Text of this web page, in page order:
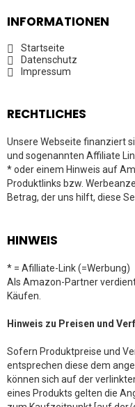
INFORMATIONEN
Startseite
Datenschutz
Impressum
RECHTLICHES
Unsere Webseite finanziert
und sogenannten Affiliate
* oder einem Hinweis auf
Produktlinks bzw.
Betrag, der uns hilft, diese
HINWEIS
* = Afilliate-Link (=Werbung)
Als Amazon-Partner
Käufen.
Hinweis zu Preisen und
Sofern Produktpreise und
entsprechen diese dem
können sich auf der
eines Produkts gelten die